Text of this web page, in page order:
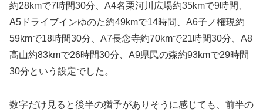
約28kmで7時間30分、A4名栗河川広場約35kmで9時間、
A5ドライブインゆのた約49kmで14時間、A6子ノ権現約
59kmで18時間30分、A7長念寺約70kmで21時間30分、A8
高山約83kmで26時間30分、A9県民の森約93kmで29時間
30分という設定でした。
数字だけ見ると後半の猶予がありそうに感じても、前半の